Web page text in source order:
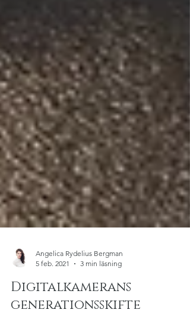
Angelica Rydelius Bergman
5 feb. 2021
3 min läsning